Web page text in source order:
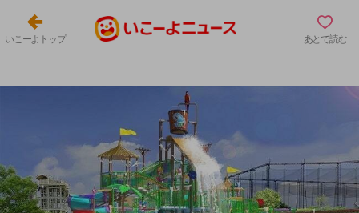
いこーよトップ あとで読む